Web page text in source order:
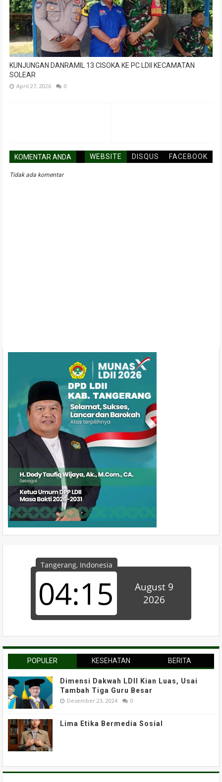
KUNJUNGAN DANRAMIL 13 CISOKA KE PC LDII KECAMATAN
SOLEAR
April 27, 2026 0
KOMENTAR ANDA WEBSITE DISQUS FACEBOOK
Tidak ada komentar
POPULER KESEHATAN BERITA
Dimensi Dakwah LDII Kian Luas, Usai
Tambah Tiga Guru Besar
Desember 23, 2024 0
Lima Etika Bermedia Sosial